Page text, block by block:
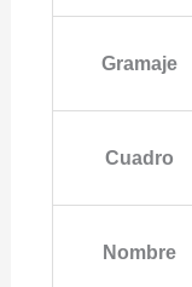
Gramaje
Cuadro
Nombre